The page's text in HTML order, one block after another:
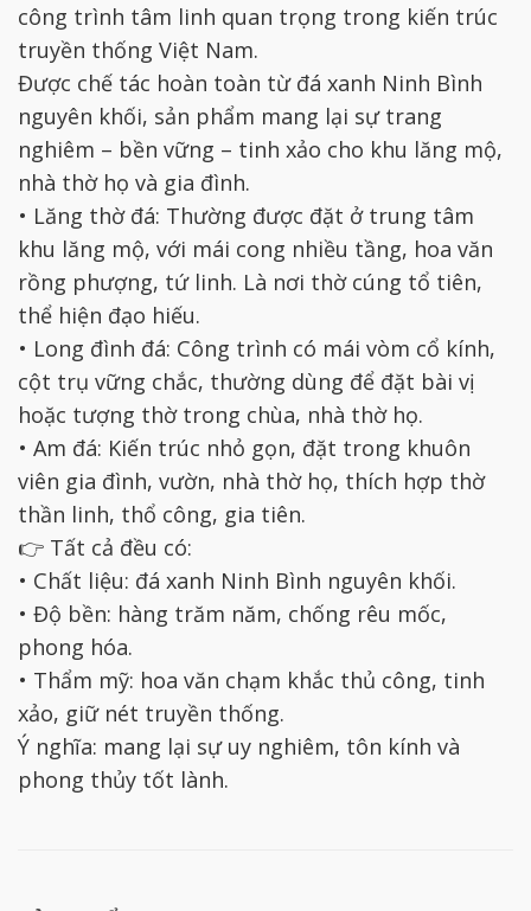
công trình tâm linh quan trọng trong kiến trúc
truyền thống Việt Nam.
Được chế tác hoàn toàn từ đá xanh Ninh Bình
nguyên khối, sản phẩm mang lại sự trang
nghiêm – bền vững – tinh xảo cho khu lăng mộ,
nhà thờ họ và gia đình.
• Lăng thờ đá: Thường được đặt ở trung tâm
khu lăng mộ, với mái cong nhiều tầng, hoa văn
rồng phượng, tứ linh. Là nơi thờ cúng tổ tiên,
thể hiện đạo hiếu.
• Long đình đá: Công trình có mái vòm cổ kính,
cột trụ vững chắc, thường dùng để đặt bài vị
hoặc tượng thờ trong chùa, nhà thờ họ.
• Am đá: Kiến trúc nhỏ gọn, đặt trong khuôn
viên gia đình, vườn, nhà thờ họ, thích hợp thờ
thần linh, thổ công, gia tiên.
👉 Tất cả đều có:
• Chất liệu: đá xanh Ninh Bình nguyên khối.
• Độ bền: hàng trăm năm, chống rêu mốc,
phong hóa.
• Thẩm mỹ: hoa văn chạm khắc thủ công, tinh
xảo, giữ nét truyền thống.
Ý nghĩa: mang lại sự uy nghiêm, tôn kính và
phong thủy tốt lành.